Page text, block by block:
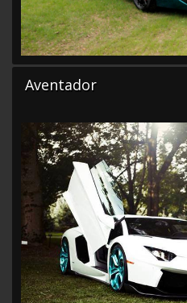
Aventador